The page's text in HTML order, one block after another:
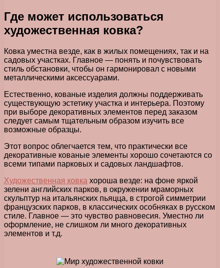
Где может использоваться
художественная ковка?
Ковка уместна везде, как в жилых помещениях, так и на
садовых участках. Главное — понять и почувствовать
стиль обстановки, чтобы он гармонировал с новыми
металлическими аксессуарами.
Естественно, кованые изделия должны поддерживать
существующую эстетику участка и интерьера. Поэтому
при выборе декоративных элементов перед заказом
следует самым тщательным образом изучить все
возможные образцы.
Этот вопрос облегчается тем, что практически все
декоративные кованые элементы хорошо сочетаются со
всеми типами парковых и садовых ландшафтов.
Художественная ковка хороша везде: на фоне яркой
зелени английских парков, в окружении мраморных
скульптур на итальянских пьяцца, в строгой симметрии
французских парков, в классических особняках в русском
стиле. Главное — это чувство равновесия. Уместно ли
оформление, не слишком ли много декоративных
элементов и т.д.